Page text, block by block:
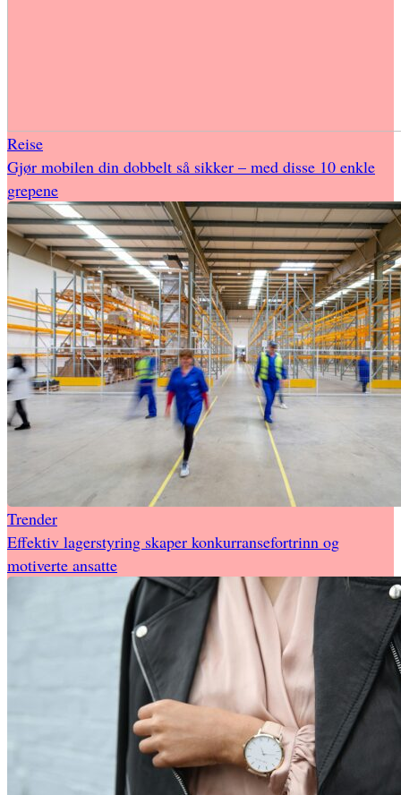
Reise
Gjør mobilen din dobbelt så sikker – med disse 10 enkle
grepene
Trender
Effektiv lagerstyring skaper konkurransefortrinn og
motiverte ansatte